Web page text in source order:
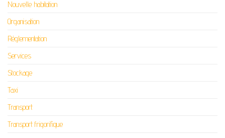
Nouvelle habitation
Organisation
Réglementation
Services
Stockage
Taxi
Transport
Transport frigorifique